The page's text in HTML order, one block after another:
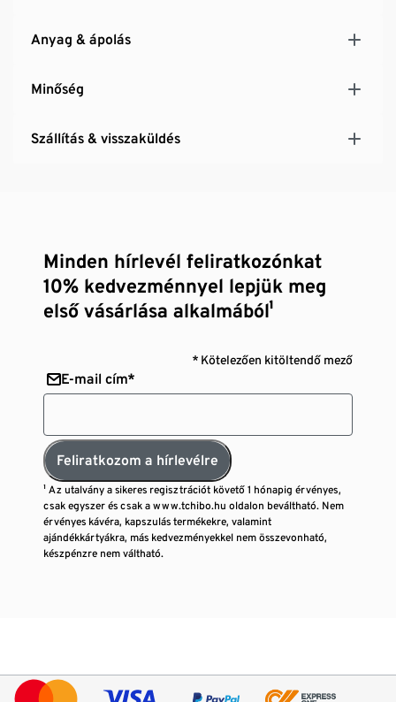
Anyag & ápolás
Minőség
Szállítás & visszaküldés
Minden hírlevél feliratkozónkat
10% kedvezménnyel lepjük meg
első vásárlása alkalmából¹
* Kötelezően kitöltendő mező
E-mail cím*
Feliratkozom a hírlevélre
¹ Az utalvány a sikeres regisztrációt követő 1 hónapig érvényes,
csak egyszer és csak a www.tchibo.hu oldalon beváltható. Nem
érvényes kávéra, kapszulás termékekre, valamint
ajándékkártyákra, más kedvezményekkel nem összevonható,
készpénzre nem váltható.